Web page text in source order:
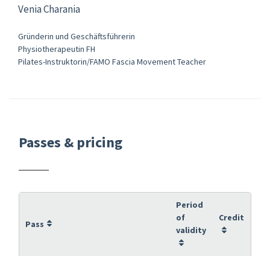
Venia Charania
Gründerin und Geschäftsführerin
Physiotherapeutin FH
Pilates-Instruktorin/FAMO Fascia Movement Teacher
Passes & pricing
Pass
Period
of
validity
Credit